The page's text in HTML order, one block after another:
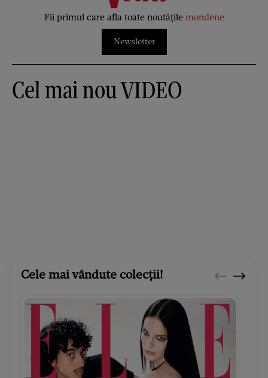
Fii primul care afla toate noutățile mondene
Newsletter
Cel mai nou VIDEO
Cele mai vândute colecții!